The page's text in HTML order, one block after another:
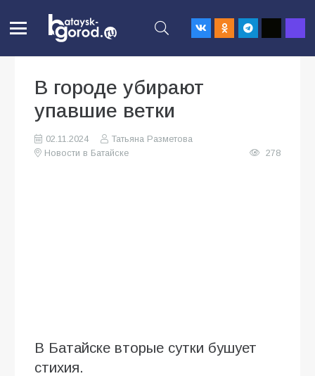
В городе убирают
упавшие ветки
02.11.2024
Татьяна Разметова
Новости в Батайске
278
В Батайске вторые сутки бушует
стихия.